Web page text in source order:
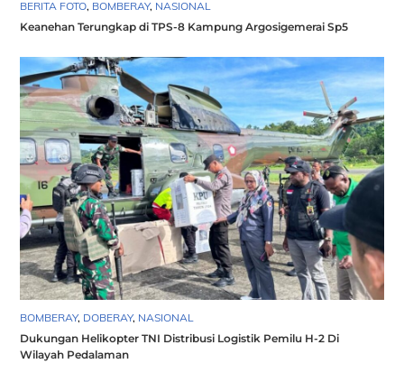
BERITA FOTO, BOMBERAY, NASIONAL
Keanehan Terungkap di TPS-8 Kampung Argosigemerai Sp5
BOMBERAY, DOBERAY, NASIONAL
Dukungan Helikopter TNI Distribusi Logistik Pemilu H-2 Di
Wilayah Pedalaman